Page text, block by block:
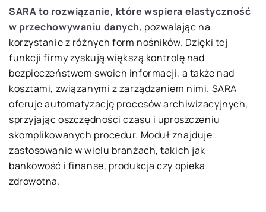
SARA to rozwiązanie, które wspiera elastyczność
w przechowywaniu danych, pozwalając na
korzystanie z różnych form nośników. Dzięki tej
funkcji firmy zyskują większą kontrolę nad
bezpieczeństwem swoich informacji, a także nad
kosztami, związanymi z zarządzaniem nimi. SARA
oferuje automatyzację procesów archiwizacyjnych,
sprzyjając oszczędności czasu i uproszczeniu
skomplikowanych procedur. Moduł znajduje
zastosowanie w wielu branżach, takich jak
bankowość i finanse, produkcja czy opieka
zdrowotna.